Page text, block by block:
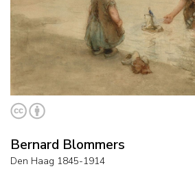
Bernard Blommers
Den Haag 1845-1914